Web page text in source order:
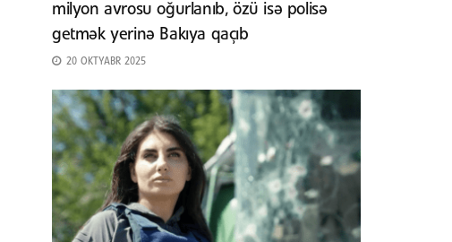
milyon avrosu oğurlanıb, özü isə polisə
getmək yerinə Bakıya qaçıb
20 OKTYABR 2025